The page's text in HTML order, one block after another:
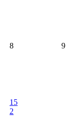
8 9
15
2